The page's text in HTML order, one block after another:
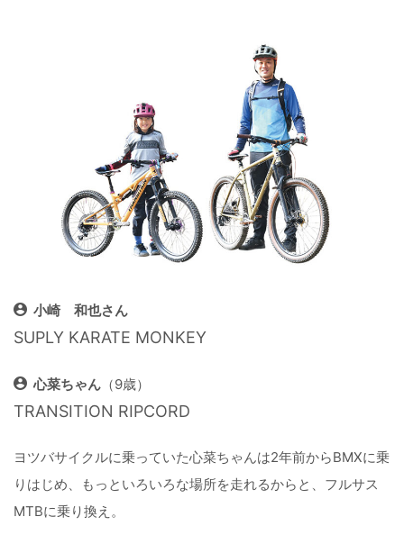
小崎 和也さん
SUPLY KARATE MONKEY
心菜ちゃん （9歳）
TRANSITION RIPCORD
ヨツバサイクルに乗っていた心菜ちゃんは2年前からBMXに乗
りはじめ、もっといろいろな場所を走れるからと、フルサス
MTBに乗り換え。